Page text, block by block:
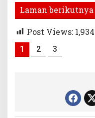
Laman berikutnya
Post Views: 1,934
1 2 3